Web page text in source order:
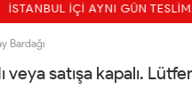
İSTANBUL İÇİ AYNI GÜN
Bardağı
veya satışa kapalı.